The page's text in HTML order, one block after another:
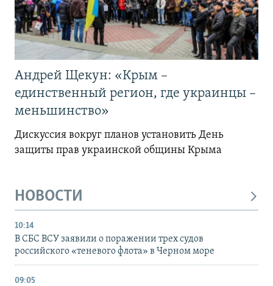
Андрей Щекун: «Крым –
единственный регион, где украинцы –
меньшинство»
Дискуссия вокруг планов установить День
защиты прав украинской общины Крыма
НОВОСТИ
10:14
В СБС ВСУ заявили о поражении трех судов
российского «теневого флота» в Черном море
09:05